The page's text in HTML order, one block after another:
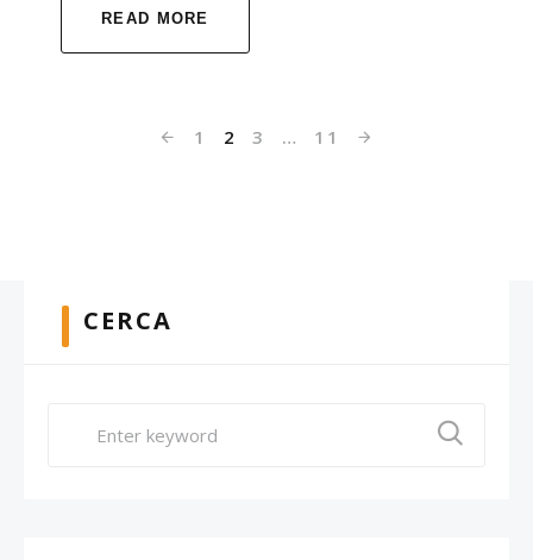
READ MORE
1 2 3 … 11
CERCA